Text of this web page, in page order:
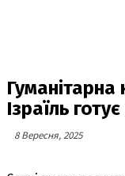
Гуманітарна
Ізраїль
8 Вересня, 2025